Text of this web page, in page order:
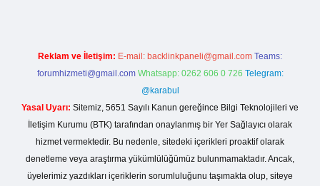
Reklam ve İletişim: E-mail: backlinkpaneli@gmail.com Teams:
forumhizmeti@gmail.com Whatsapp: 0262 606 0 726 Telegram:
@karabul
Yasal Uyarı: Sitemiz, 5651 Sayılı Kanun gereğince Bilgi Teknolojileri ve
İletişim Kurumu (BTK) tarafından onaylanmış bir Yer Sağlayıcı olarak
hizmet vermektedir. Bu nedenle, sitedeki içerikleri proaktif olarak
denetleme veya araştırma yükümlülüğümüz bulunmamaktadır. Ancak,
üyelerimiz yazdıkları içeriklerin sorumluluğunu taşımakta olup, siteye